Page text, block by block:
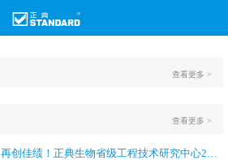
查看更多 >
再创佳绩！正典生物省级工程技术研究中心2025年度动态评估获评优秀
查看更多 >